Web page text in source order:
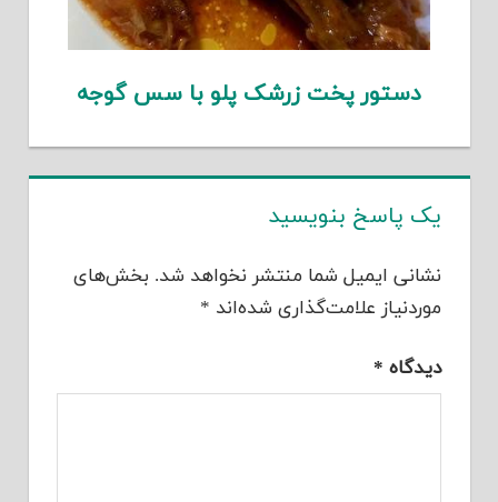
دستور پخت زرشک پلو با سس گوجه
یک پاسخ بنویسید
نشانی ایمیل شما منتشر نخواهد شد. بخش‌های
موردنیاز علامت‌گذاری شده‌اند *
دیدگاه *